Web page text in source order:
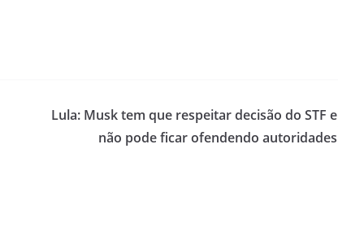
Lula: Musk tem que respeitar decisão do STF e
não pode ficar ofendendo autoridades